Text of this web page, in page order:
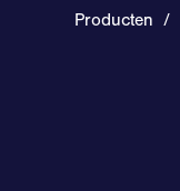
Producten /